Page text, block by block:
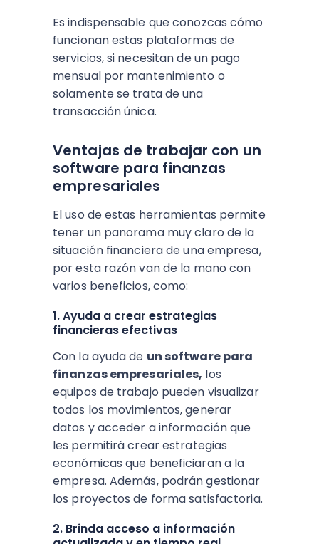
Es indispensable que conozcas cómo
funcionan estas plataformas de
servicios, si necesitan de un pago
mensual por mantenimiento o
solamente se trata de una
transacción única.
Ventajas de trabajar con un
software para finanzas
empresariales
El uso de estas herramientas permite
tener un panorama muy claro de la
situación financiera de una empresa,
por esta razón van de la mano con
varios beneficios, como:
1. Ayuda a crear estrategias
financieras efectivas
Con la ayuda de un software para
finanzas empresariales, los
equipos de trabajo pueden visualizar
todos los movimientos, generar
datos y acceder a información que
les permitirá crear estrategias
económicas que beneficiaran a la
empresa. Además, podrán gestionar
los proyectos de forma satisfactoria.
2. Brinda acceso a información